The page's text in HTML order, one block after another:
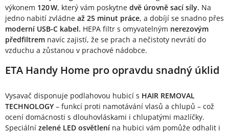
výkonem 120 W, který vám poskytne dvě úrovně sací síly. Na
jedno nabití zvládne až 25 minut práce, a dobíjí se snadno přes
moderní USB-C kabel. HEPA filtr s omyvatelným nerezovým
předfiltrem navíc zajistí, že se prach a nečistoty nevrátí do
vzduchu a zůstanou v prachové nádobce.
ETA Handy Home pro opravdu snadný úklid
Vysavač disponuje podlahovou hubicí s HAIR REMOVAL
TECHNOLOGY – funkcí proti namotávání vlasů a chlupů – což
ocení domácnosti s dlouhovláskami i chlupatými mazlíčky.
Speciální zelené LED osvětlení na hubici vám pomůže odhalit i